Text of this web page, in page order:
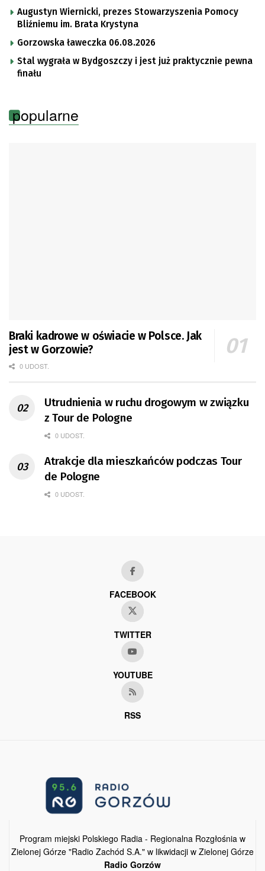
Augustyn Wiernicki, prezes Stowarzyszenia Pomocy
Bliźniemu im. Brata Krystyna
Gorzowska ławeczka 06.08.2026
Stal wygrała w Bydgoszczy i jest już praktycznie pewna
finału
popularne
Braki kadrowe w oświacie w Polsce. Jak
jest w Gorzowie?
0 UDOST.
Utrudnienia w ruchu drogowym w związku
z Tour de Pologne
0 UDOST.
Atrakcje dla mieszkańców podczas Tour
de Pologne
0 UDOST.
FACEBOOK
TWITTER
YOUTUBE
RSS
Program miejski Polskiego Radia - Regionalna Rozgłośnia w
Zielonej Górze "Radio Zachód S.A." w likwidacji w Zielonej Górze
Radio Gorzów